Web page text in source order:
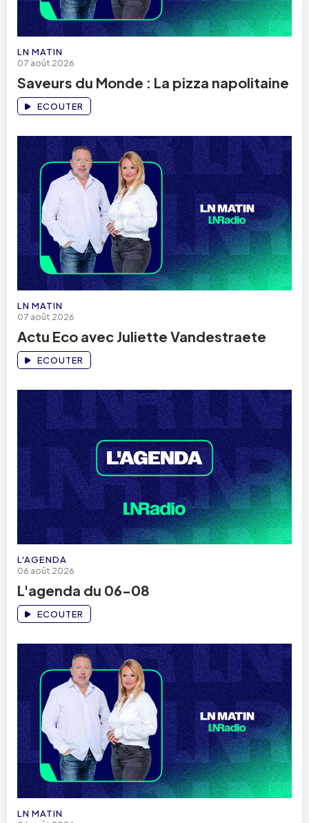
LN MATIN
07 août 2026
Saveurs du Monde : La pizza napolitaine
ECOUTER
LN MATIN
07 août 2026
Actu Eco avec Juliette Vandestraete
ECOUTER
L'AGENDA
06 août 2026
L'agenda du 06-08
ECOUTER
LN MATIN